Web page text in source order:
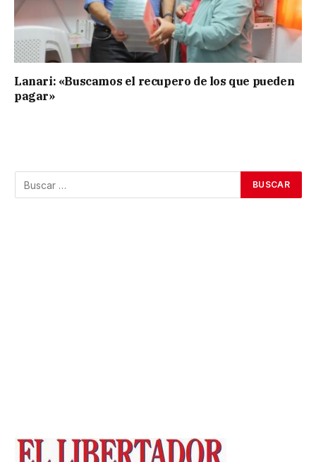
Lanari: «Buscamos el recupero de los que pueden
pagar»